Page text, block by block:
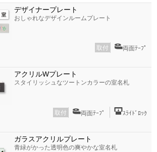
デザイナープレート
おしゃれなデザインルームプレート
取付 両面ﾃｰﾌﾟ
アクリルWプレート
スタイリッシュなツートンカラーの室名札
取付 両面ﾃｰﾌﾟ ｽﾗｲﾄﾞﾛｯｸ
ガラスアクリルプレート
青緑がかった透明色の爽やかな室名札